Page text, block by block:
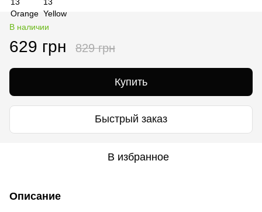
В наличии
629 грн 829 грн
Купить
Быстрый заказ
В избранное
Описание